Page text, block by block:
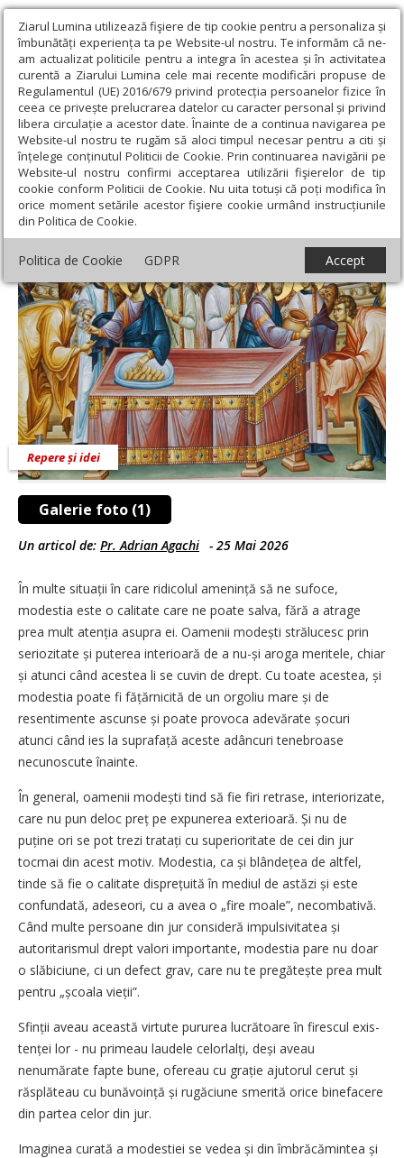
Ziarul Lumina utilizează fişiere de tip cookie pentru a personaliza și
îmbunătăți experiența ta pe Website-ul nostru. Te informăm că ne-
am actualizat politicile pentru a integra în acestea și în activitatea
curentă a Ziarului Lumina cele mai recente modificări propuse de
Regulamentul (UE) 2016/679 privind protecția persoanelor fizice în
ceea ce privește prelucrarea datelor cu caracter personal și privind
libera circulație a acestor date. Înainte de a continua navigarea pe
Website-ul nostru te rugăm să aloci timpul necesar pentru a citi și
înțelege conținutul Politicii de Cookie. Prin continuarea navigării pe
Website-ul nostru confirmi acceptarea utilizării fişierelor de tip
cookie conform Politicii de Cookie. Nu uita totuși că poți modifica în
orice moment setările acestor fişiere cookie urmând instrucțiunile
din Politica de Cookie.
Politica de Cookie GDPR Accept
Ziarul Lumina › Opinii › Repere și idei › Modestia - o virtute
tainică
Modestia - o virtute tainică
Galerie foto (1)
Repere și idei
Un articol de: Pr. Adrian Agachi - 25 Mai 2026
În multe situații în care ridicolul amenință să ne sufoce,
modestia este o calitate care ne poate salva, fără a atrage
prea mult atenția asupra ei. Oamenii modești strălucesc prin
seriozitate și puterea interioară de a nu-și aroga meritele, chiar
și atunci când acestea li se cuvin de drept. Cu toate acestea, și
modestia poate fi fățărnicită de un orgoliu mare și de
resentimente ascunse și poate provoca adevărate șocuri
atunci când ies la suprafață aceste adâncuri tenebroase
necunoscute înainte.
În general, oamenii modești tind să fie firi retrase, interiorizate,
care nu pun deloc preț pe expunerea exterioară. Și nu de
puține ori se pot trezi tratați cu superioritate de cei din jur
tocmai din acest motiv. Modestia, ca și blândețea de altfel,
tinde să fie o calitate dispre­țuită în mediul de astăzi și este
confundată, adeseori, cu a avea o „fire moale”, necombativă.
Când multe persoane din jur consideră impulsivitatea și
autoritarismul drept valori importante, modestia pare nu doar
o slăbiciune, ci un defect grav, care nu te pregătește prea mult
pentru „școala vieții”.
Sfinții aveau această virtute pururea lucrătoare în firescul exis­
ten­ței lor - nu primeau laudele ce­lorlalți, deși aveau
nenumărate fapte bune, ofereau cu grație ajutorul cerut și
răsplăteau cu bună­voință și rugăciune smerită orice binefacere
din partea celor din jur.
Imaginea curată a modestiei se vedea și din îmbrăcămintea și